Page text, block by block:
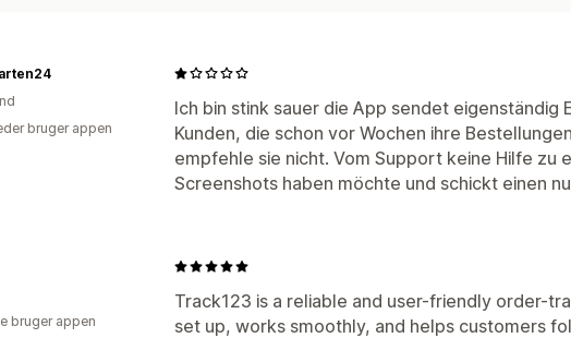
Ich bin stink sauer die App sendet eigenständig
Kunden, die schon vor Wochen ihre
empfehle sie nicht. Vom Support keine Hilfe zu
Screenshots haben möchte und schickt einen
bruger appen
Track123 is a reliable and user-friendly order-
set up, works smoothly, and helps customers
bruger appen